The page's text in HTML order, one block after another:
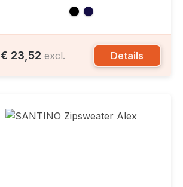
€ 23,52 excl. Details